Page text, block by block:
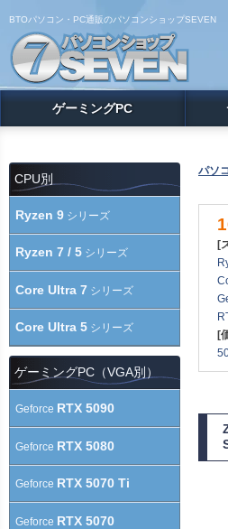
BTOパソコン・PC通販のパソコンショップSEVEN
ゲーミングPC
パソ
[
[
CPU別
Ryzen 9 シリーズ
Ryzen 7 / 5 シリーズ
Core Ultra 7 シリーズ
Core Ultra 5 シリーズ
ゲーミングPC（VGA別）
Geforce RTX 5090
Geforce RTX 5080
Geforce RTX 5070 Ti
Geforce RTX 5070